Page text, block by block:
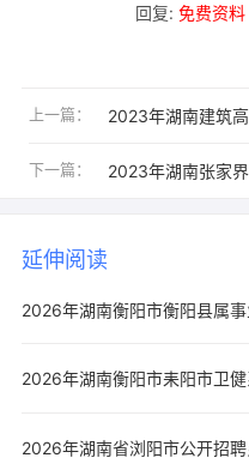
回复: 免费资料
上一篇：
下一篇：
延伸阅读